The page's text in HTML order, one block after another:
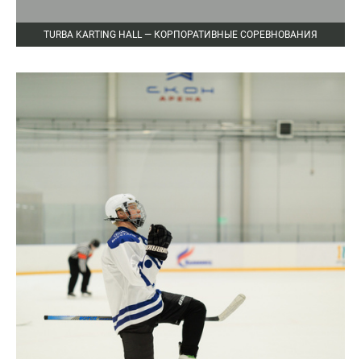
TURBA KARTING HALL — КОРПОРАТИВНЫЕ СОРЕВНОВАНИЯ